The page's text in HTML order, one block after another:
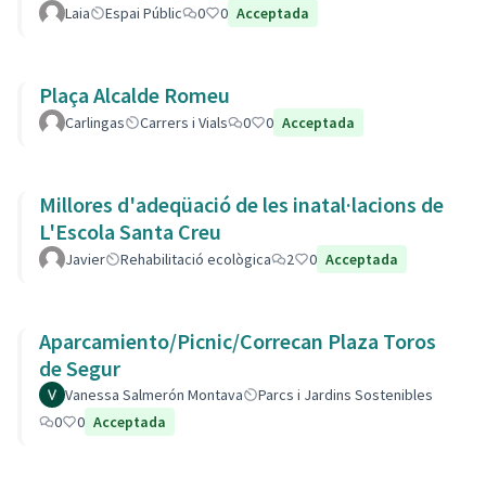
Laia Espai Públic 0 0 Acceptada
Plaça Alcalde Romeu
Carlingas Carrers i Vials 0 0 Acceptada
Millores d'adeqüació de les inatal·lacions de
L'Escola Santa Creu
Javier Rehabilitació ecològica 2 0 Acceptada
Aparcamiento/Picnic/Correcan Plaza Toros
de Segur
Vanessa Salmerón Montava
Parcs i Jardins Sostenibles
0
0 Acceptada